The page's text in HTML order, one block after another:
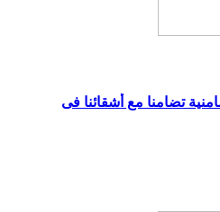
تضامنا مع أشقائنا فى